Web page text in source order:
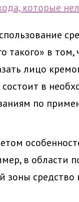
такого» в том,
лицо
в
по
в области
зоны